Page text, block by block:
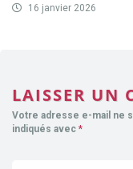
16 janvier 2026
LAISSER UN
Votre adresse e-mail ne
indiqués avec *